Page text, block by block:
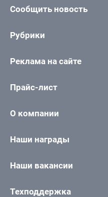
Сообщить новость
Рубрики
Реклама на сайте
Прайс-лист
О компании
Наши награды
Наши вакансии
Техподдержка